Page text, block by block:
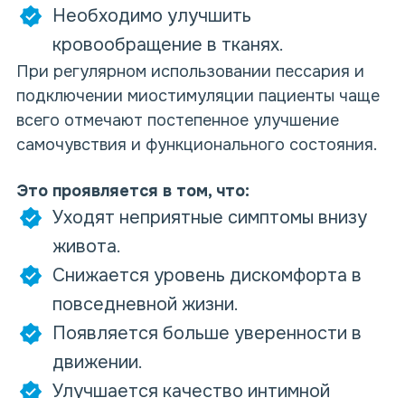
Необходимо улучшить
кровообращение в тканях.
При регулярном использовании пессария и
подключении миостимуляции пациенты чаще
всего отмечают постепенное улучшение
самочувствия и функционального состояния.
Это проявляется в том, что:
Уходят неприятные симптомы внизу
живота.
Снижается уровень дискомфорта в
повседневной жизни.
Появляется больше уверенности в
движении.
Улучшается качество интимной